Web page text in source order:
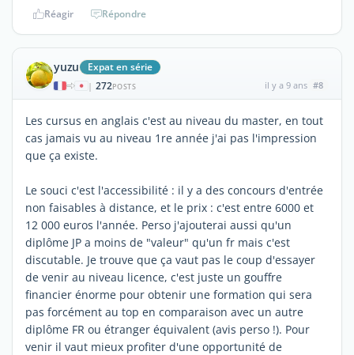
Réagir Répondre
yuzu Expat en série
| 272POSTS il y a 9 ans #8
Les cursus en anglais c'est au niveau du master, en tout
cas jamais vu au niveau 1re année j'ai pas l'impression
que ça existe.
Le souci c'est l'accessibilité : il y a des concours d'entrée
non faisables à distance, et le prix : c'est entre 6000 et
12 000 euros l'année. Perso j'ajouterai aussi qu'un
diplôme JP a moins de "valeur" qu'un fr mais c'est
discutable. Je trouve que ça vaut pas le coup d'essayer
de venir au niveau licence, c'est juste un gouffre
financier énorme pour obtenir une formation qui sera
pas forcément au top en comparaison avec un autre
diplôme FR ou étranger équivalent (avis perso !). Pour
venir il vaut mieux profiter d'une opportunité de